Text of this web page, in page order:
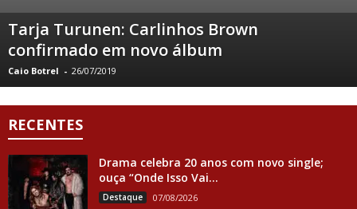
Tarja Turunen: Carlinhos Brown
confirmado em novo álbum
Caio Botrel - 26/07/2019
RECENTES
Drama celebra 20 anos com novo single;
ouça “Onde Isso Vai...
Destaque 07/08/2026